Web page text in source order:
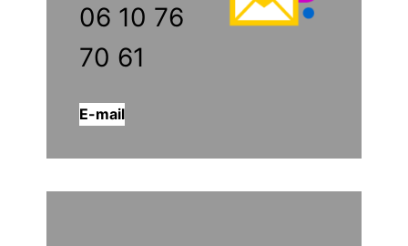
06 10 76
70 61
E-mail